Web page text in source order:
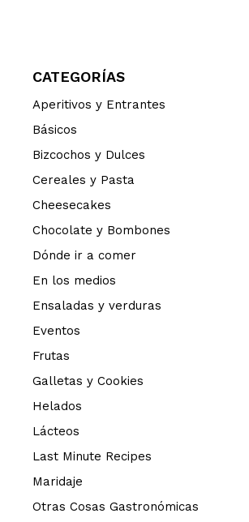
CATEGORÍAS
Aperitivos y Entrantes
Básicos
Bizcochos y Dulces
Cereales y Pasta
Cheesecakes
Chocolate y Bombones
Dónde ir a comer
En los medios
Ensaladas y verduras
Eventos
Frutas
Galletas y Cookies
Helados
Lácteos
Last Minute Recipes
Maridaje
Otras Cosas Gastronómicas